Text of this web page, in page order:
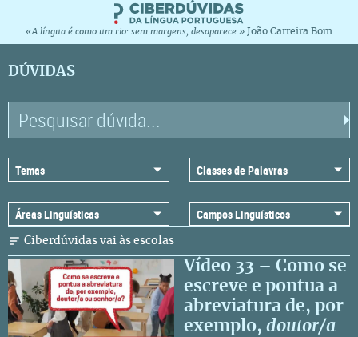
«A língua é como um rio: sem margens, desaparece.» João Carreira Bom
DÚVIDAS
Ciberdúvidas vai às escolas
Vídeo 33 – Como se
escreve e pontua a
abreviatura de, por
exemplo, doutor/a